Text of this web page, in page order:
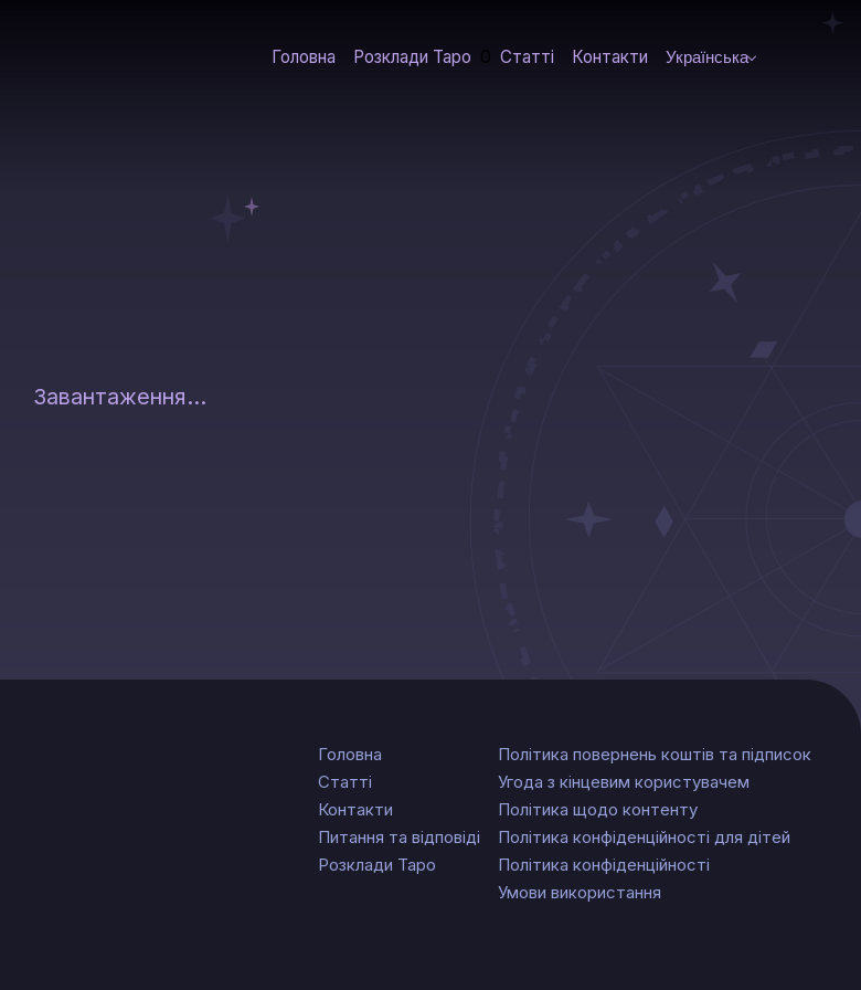
Головна Розклади Таро 0 Статті Контакти Українська
Завантаження...
Головна
Статті
Контакти
Питання та відповіді
Розклади Таро
Політика повернень коштів та підписок
Угода з кінцевим користувачем
Політика щодо контенту
Політика конфіденційності для дітей
Політика конфіденційності
Умови використання